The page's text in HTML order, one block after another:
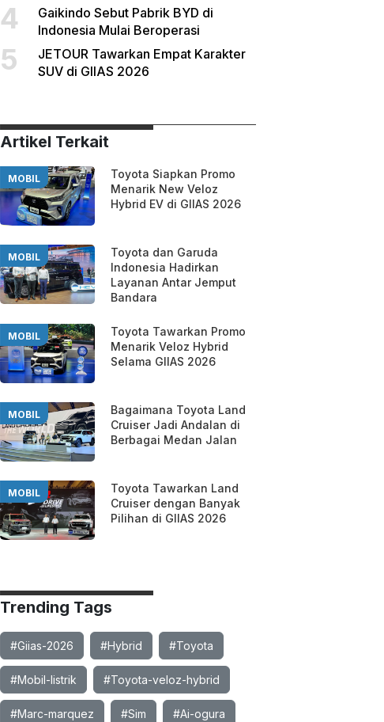
4
Gaikindo Sebut Pabrik BYD di
Indonesia Mulai Beroperasi
5
JETOUR Tawarkan Empat Karakter
SUV di GIIAS 2026
Artikel Terkait
MOBIL
Toyota Siapkan Promo
Menarik New Veloz
Hybrid EV di GIIAS 2026
MOBIL
Toyota dan Garuda
Indonesia Hadirkan
Layanan Antar Jemput
Bandara
MOBIL
Toyota Tawarkan Promo
Menarik Veloz Hybrid
Selama GIIAS 2026
MOBIL
Bagaimana Toyota Land
Cruiser Jadi Andalan di
Berbagai Medan Jalan
MOBIL
Toyota Tawarkan Land
Cruiser dengan Banyak
Pilihan di GIIAS 2026
Trending Tags
#Giias-2026 #Hybrid #Toyota
#Mobil-listrik #Toyota-veloz-hybrid
#Marc-marquez #Sim #Ai-ogura